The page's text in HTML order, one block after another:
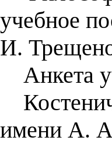
учебное
И.
Анкета
имени А.